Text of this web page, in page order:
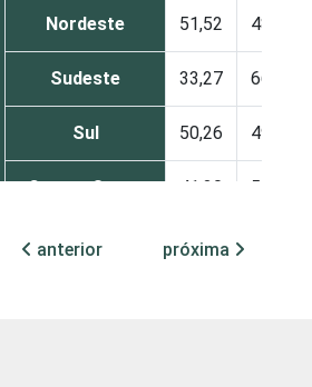
Nordeste 51,52 48,48
Sudeste 33,27 66,73
Sul 50,26 49,74
Centro Oeste 41,30 58,70
Indústria de
34,36
anterior próxima